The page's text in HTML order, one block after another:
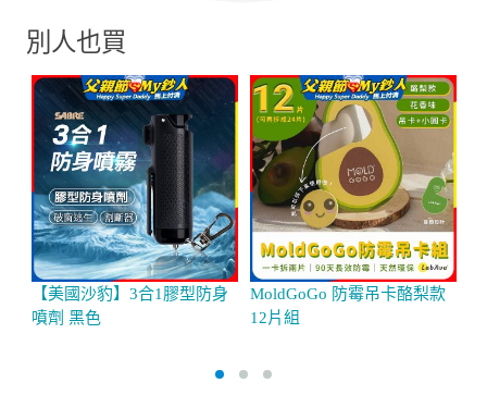
別人也買
【美國沙豹】3合1膠型防身
噴劑 黑色
MoldGoGo 防霉吊卡酪梨款
12片組